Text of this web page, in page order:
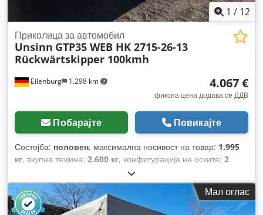
1 / 12
Eilenburg 1.298 km
Приколица за автомобил
Unsinn GTP35 WEB HK 2715-26-13
Rückwärtskipper 100kmh
4.067 €
фиксна цена додава се ДДВ
Побарајте Повикајте
Состојба: половен, максимална носивост на товар: 1.995
кг, вкупна тежина: 2.600 кг, конфигурација на оските: 2
03/2026
простор:2.760 мм, ширина на товарниот простор:1.510
мм, висина на просторот за товарење: 300 мм, вкупна
ширина:1.569 мм, вкупна висина:642 мм
Мал оглас